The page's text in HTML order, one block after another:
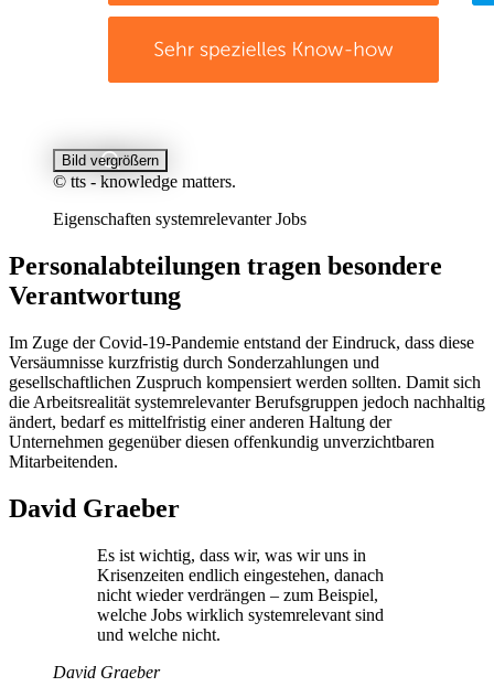
Bild vergrößern
© tts - knowledge matters.
Eigenschaften systemrelevanter Jobs
Personalabteilungen tragen besondere
Verantwortung
Im Zuge der Covid-19-Pandemie entstand der Eindruck, dass diese
Versäumnisse kurzfristig durch Sonderzahlungen und
gesellschaftlichen Zuspruch kompensiert werden sollten. Damit sich
die Arbeitsrealität systemrelevanter Berufsgruppen jedoch nachhaltig
ändert, bedarf es mittelfristig einer anderen Haltung der
Unternehmen gegenüber diesen offenkundig unverzichtbaren
Mitarbeitenden.
David Graeber
Es ist wichtig, dass wir, was wir uns in
Krisenzeiten endlich eingestehen, danach
nicht wieder verdrängen – zum Beispiel,
welche Jobs wirklich systemrelevant sind
und welche nicht.
David Graeber